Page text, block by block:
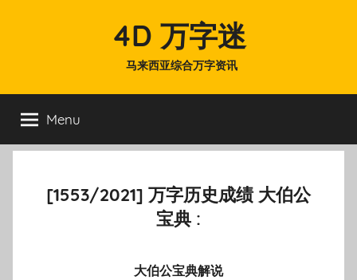
4D 万字迷
马来西亚综合万字资讯
Menu
[1553/2021] 万字历史成绩 大伯公
宝典 :
大伯公宝典解说